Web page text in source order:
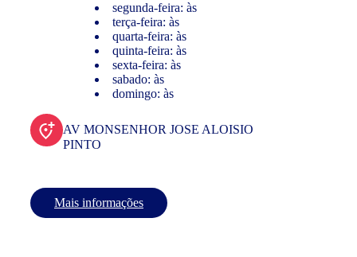
segunda-feira: às
terça-feira: às
quarta-feira: às
quinta-feira: às
sexta-feira: às
sabado: às
domingo: às
AV MONSENHOR JOSE ALOISIO
PINTO
Mais informações